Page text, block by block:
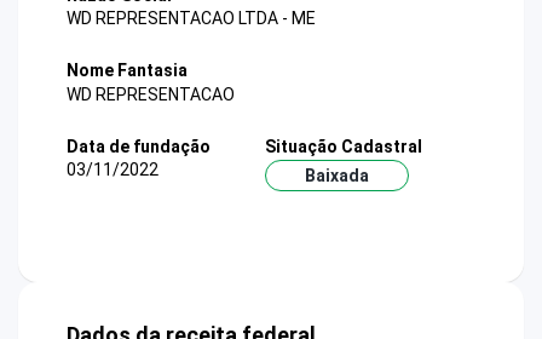
WD REPRESENTACAO LTDA - ME
Nome Fantasia
WD REPRESENTACAO
Data de fundação
03/11/2022
Situação Cadastral
Baixada